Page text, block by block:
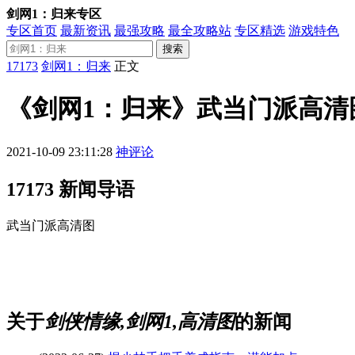
剑网1：归来专区
专区首页 最新资讯 最强攻略 最全攻略站 专区精选 游戏特色
搜索
17173 剑网1：归来 正文
《剑网1：归来》武当门派高
2021-10-09 23:11:28 神评论
17173 新闻导语
武当门派高清图
关于剑侠情缘,剑网1,高清图的新闻